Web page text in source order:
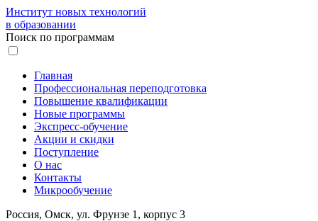
Институт новых технологий
в образовании
Поиск по программам
Главная
Профессиональная переподготовка
Повышение квалификации
Новые программы
Экспресс-обучение
Акции и скидки
Поступление
О нас
Контакты
Микрообучение
Россия, Омск, ул. Фрунзе 1, корпус 3